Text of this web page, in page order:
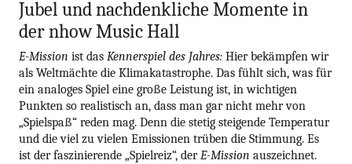
Jubel und nachdenkliche Momente in
der nhow Music Hall
E-Mission ist das Kennerspiel des Jahres: Hier bekämpfen wir
als Weltmächte die Klimakatastrophe. Das fühlt sich, was für
ein analoges Spiel eine große Leistung ist, in wichtigen
Punkten so realistisch an, dass man gar nicht mehr von
„Spielspaß“ reden mag. Denn die stetig steigende Temperatur
und die viel zu vielen Emissionen trüben die Stimmung. Es
ist der faszinierende „Spielreiz“, derE-Mission auszeichnet.